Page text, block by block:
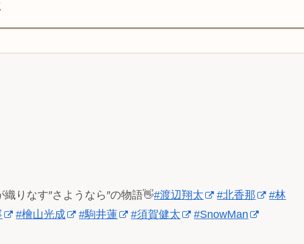
りなす″さようなら″の物語👋#渡辺翔太 #北香那
#林
#檜山光成 #駒井蓮 #須賀健太
#SnowMan